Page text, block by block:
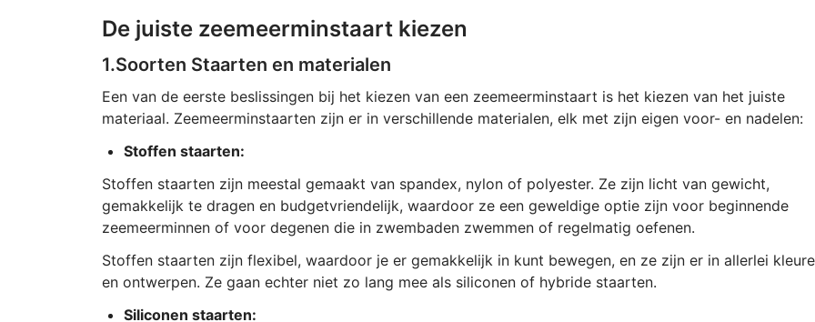
De juiste zeemeerminstaart kiezen
1.Soorten Staarten en materialen
Een van de eerste beslissingen bij het kiezen van een zeemeerminstaart is het kiezen van het juiste
materiaal. Zeemeerminstaarten zijn er in verschillende materialen, elk met zijn eigen voor- en nadelen:
Stoffen staarten:
Stoffen staarten zijn meestal gemaakt van spandex, nylon of polyester. Ze zijn licht van gewicht,
gemakkelijk te dragen en budgetvriendelijk, waardoor ze een geweldige optie zijn voor beginnende
zeemeerminnen of voor degenen die in zwembaden zwemmen of regelmatig oefenen.
Stoffen staarten zijn flexibel, waardoor je er gemakkelijk in kunt bewegen, en ze zijn er in allerlei
en ontwerpen. Ze gaan echter niet zo lang mee als siliconen of hybride staarten.
Siliconen staarten: